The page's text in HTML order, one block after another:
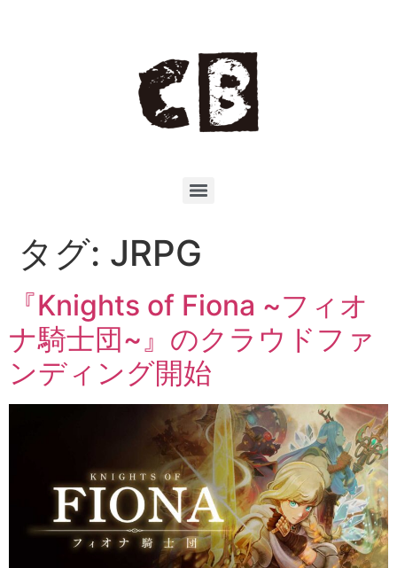
タグ: JRPG
『Knights of Fiona ~フィオ
ナ騎士団~』のクラウドファ
ンディング開始